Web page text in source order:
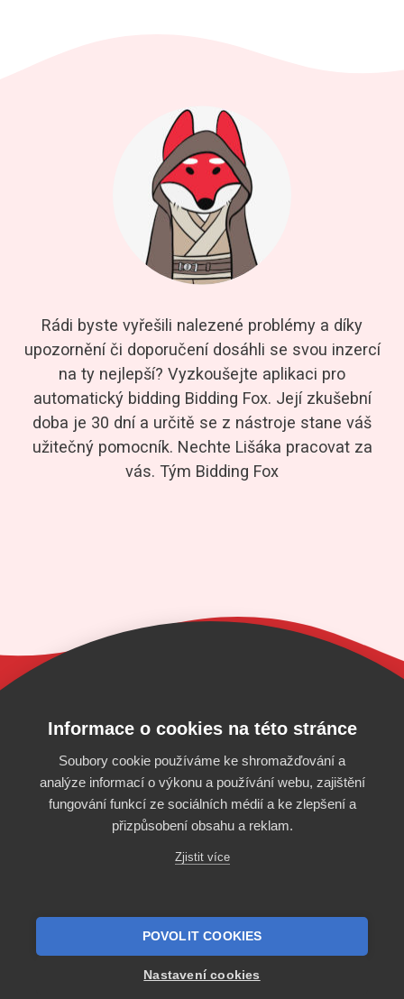
Rádi byste vyřešili nalezené problémy a díky
upozornění či doporučení dosáhli se svou inzercí
na ty nejlepší? Vyzkoušejte aplikaci pro
automatický bidding Bidding Fox. Její zkušební
doba je 30 dní a určitě se z nástroje stane váš
užitečný pomocník. Nechte Lišáka pracovat za
vás. Tým Bidding Fox
Profitak group, s.r.o.
Podmínky užití|GDPR|Bidding BLOG
Informace o cookies na této stránce
Soubory cookie používáme ke shromažďování a
analýze informací o výkonu a používání webu, zajištění
fungování funkcí ze sociálních médií a ke zlepšení a
přizpůsobení obsahu a reklam.
Zjistit více
POVOLIT COOKIES
Nastavení cookies